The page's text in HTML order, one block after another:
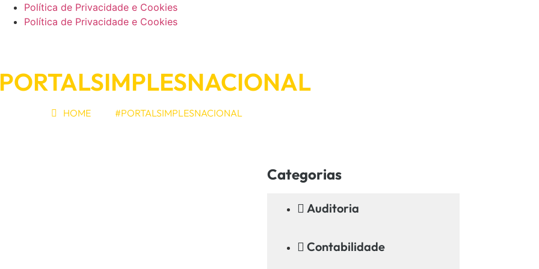
Política de Privacidade e Cookies
Política de Privacidade e Cookies
HOME #PORTALSIMPLESNACIONAL
Categorias
Auditoria
Contabilidade